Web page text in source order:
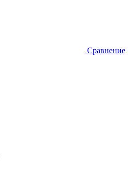
Сравнение